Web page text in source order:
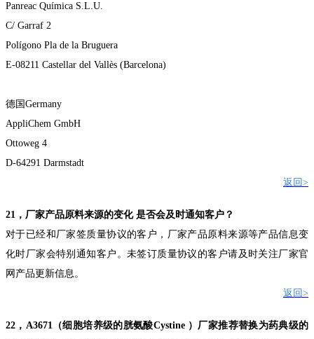
Panreac Química S.L.U.
C/ Garraf 2
Polígono Pla de la Bruguera
E-08211 Castellar del Vallès (Barcelona)
德国 Germany
AppliChem GmbH
Ottoweg 4
D-64291 Darmstadt
返回>
21 ，厂家产品原料来源的变化 是否会及时通知客户？
对于已经和厂家签质量协议的客户，厂家产品原料来源等产品信息变
化时厂家会特别通知客户。未签订质量协议的客户请及时关注厂家官
网 产品更新信息。
返回>
22 ， A3671（细胞培养级的胱氨酸Cystine ）厂家推荐替换为药典级的